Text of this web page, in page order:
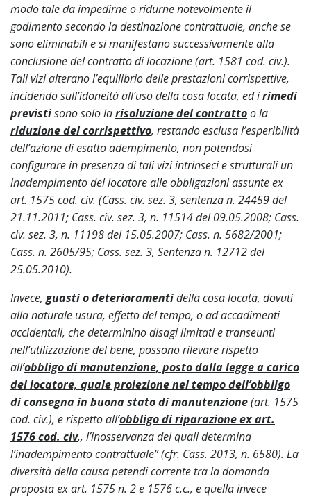
modo tale da impedirne o ridurne notevolmente il
godimento secondo la destinazione contrattuale, anche se
sono eliminabili e si manifestano successivamente alla
conclusione del contratto di locazione (art. 1581 cod. civ.).
Tali vizi alterano l’equilibrio delle prestazioni corrispettive,
incidendo sull’idoneità all’uso della cosa locata, ed irimedi
previstisono solo larisoluzione del contrattoo la
riduzione del corrispettivo, restando esclusa l’esperibilità
dell’azione di esatto adempimento, non potendosi
configurare in presenza di tali vizi intrinseci e strutturali un
inadempimento del locatore alle obbligazioni assunte ex
art. 1575 cod. civ. (Cass. civ. sez. 3, sentenza n. 24459 del
21.11.2011; Cass. civ. sez. 3, n. 11514 del 09.05.2008; Cass.
civ. sez. 3, n. 11198 del 15.05.2007; Cass. n. 5682/2001;
Cass. n. 2605/95; Cass. sez. 3, Sentenza n. 12712 del
25.05.2010).
Invece, guasti o deterioramentidella cosa locata, dovuti
alla naturale usura, effetto del tempo, o ad accadimenti
accidentali, che determinino disagi limitati e transeunti
nell’utilizzazione del bene, possono rilevare rispetto
all’obbligo di manutenzione, posto dalla legge a carico
del locatore, quale proiezione nel tempo dell’obbligo
di consegna in buona stato di manutenzione(art. 1575
cod. civ.), e rispetto all’obbligo di riparazione ex art.
1576 cod. civ., l’inosservanza dei quali determina
l’inadempimento contrattuale” (cfr. Cass. 2013, n. 6580). La
diversità della causa petendi corrente tra la domanda
proposta ex art. 1575 n. 2 e 1576 c.c., e quella invece